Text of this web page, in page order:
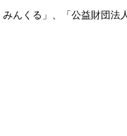
んくる」、「公益財団